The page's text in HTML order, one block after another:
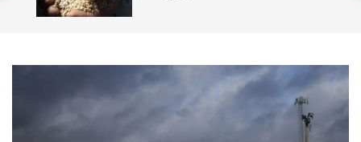
г
о
е